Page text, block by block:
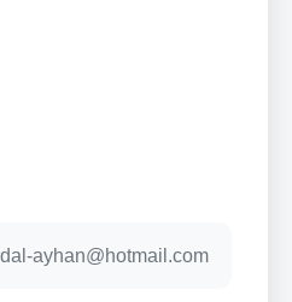
ayhan@hotmail.com